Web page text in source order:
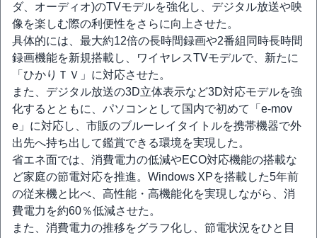
ダ、オーディオ)のTVモデルを強化し、デジタル放送や映
像を楽しむ際の利便性をさらに向上させた。
具体的には、最大約12倍の長時間録画や2番組同時長時間
録画機能を新規搭載し、ワイヤレスTVモデルで、新たに
「ひかりＴＶ」に対応させた。
また、デジタル放送の3D立体表示など3D対応モデルを強
化するとともに、パソコンとして国内で初めて「e-mov
e」に対応し、市販のブルーレイタイトルを携帯機器で外
出先へ持ち出して鑑賞できる環境を実現した。
省エネ面では、消費電力の低減やECO対応機能の搭載な
ど家庭の節電対応を推進。Windows XPを搭載した5年前
の従来機と比べ、高性能・高機能化を実現しながら、消
費電力を約60％低減させた。
また、消費電力の推移をグラフ化し、節電状況をひと目